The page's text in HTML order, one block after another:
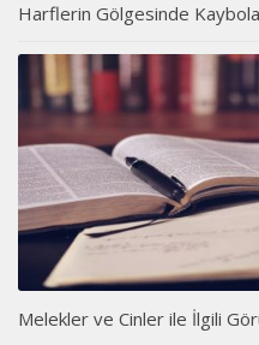
Harflerin Gölgesinde
Melekler ve Cinler ile İlgili